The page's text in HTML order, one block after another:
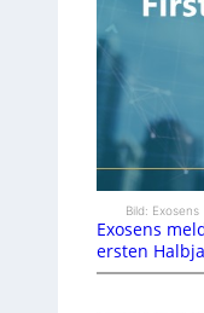
Bild: Exosens
Exosens
ersten